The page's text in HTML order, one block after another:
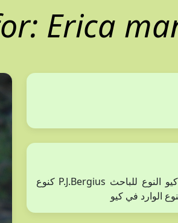
Erica
يورد موتيرد النوع لنفس الباحث كمرادف للنوع E. manipuliflora Salisb. بينما يورد كيو النوع للباحث P.J.Bergius كنوع